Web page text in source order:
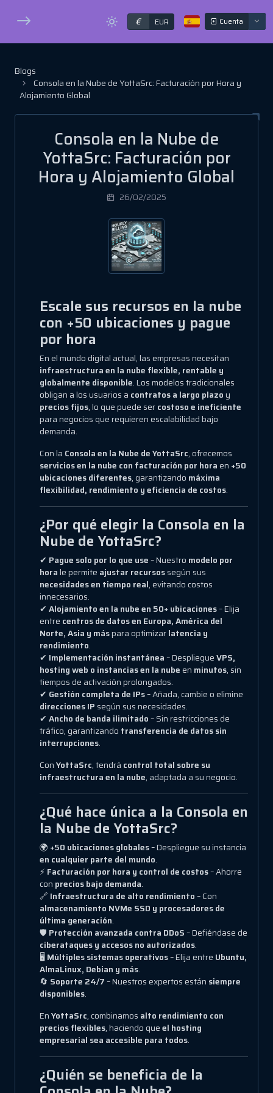
€ EUR Cuenta
Blogs
Consola en la Nube de YottaSrc: Facturación por Hora y
Alojamiento Global
Consola en la Nube de
YottaSrc: Facturación por
Hora y Alojamiento Global
26/02/2025
Escale sus recursos en la nube
con +50 ubicaciones y pague
por hora
En el mundo digital actual, las empresas necesitan
infraestructura en la nube flexible, rentable y
globalmente disponible. Los modelos tradicionales
obligan a los usuarios a contratos a largo plazoy
precios fijos, lo que puede sercostoso e ineficiente
para negocios que requieren escalabilidad bajo
demanda.
Con la Consola en la Nube de YottaSrc, ofrecemos
servicios en la nube con facturación por horaen +50
ubicaciones diferentes, garantizando máxima
flexibilidad, rendimiento y eficiencia de costos.
¿Por qué elegir la Consola en la
Nube de YottaSrc?
✔ Pague solo por lo que use– Nuestro modelo por
horale permite ajustar recursossegún sus
necesidades en tiempo real, evitando costos
innecesarios.
✔ Alojamiento en la nube en 50+ ubicaciones– Elija
entre centros de datos en Europa, América del
Norte, Asia y máspara optimizarlatencia y
rendimiento.
✔ Implementación instantánea– DespliegueVPS,
hosting web o instancias en la nubeen minutos, sin
tiempos de activación prolongados.
✔ Gestión completa de IPs– Añada, cambie o elimine
direcciones IP según sus necesidades.
✔ Ancho de banda ilimitado– Sin restricciones de
tráfico, garantizando transferencia de datos sin
interrupciones.
ConYottaSrc, tendrá control total sobre su
infraestructura en la nube, adaptada a su negocio.
¿Qué hace única a la Consola en
la Nube de YottaSrc?
🌍 +50 ubicaciones globales– Despliegue su instancia
en cualquier parte del mundo.
⚡ Facturación por hora y control de costos– Ahorre
con precios bajo demanda.
🔗 Infraestructura de alto rendimiento– Con
almacenamiento NVMe SSD y procesadores de
última generación.
🛡 Protección avanzada contra DDoS– Defiéndase de
ciberataques y accesos no autorizados.
🖥 Múltiples sistemas operativos– Elija entre Ubuntu,
AlmaLinux, Debian y más.
🔄 Soporte 24/7– Nuestros expertos están siempre
disponibles.
EnYottaSrc, combinamos alto rendimiento con
precios flexibles, haciendo queel hosting
empresarial sea accesible para todos.
¿Quién se beneficia de la